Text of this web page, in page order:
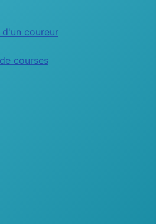
d'un coureur
courses